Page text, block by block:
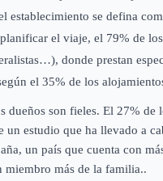
establecimiento se defina
el viaje, el 79% de
donde prestan
el 35% de los
dueños son fieles. El 27%
un estudio que ha llevado a
un país que cuenta con
miembro más de la familia..